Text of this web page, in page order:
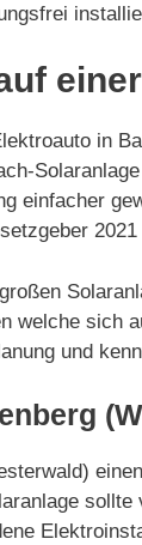
in
einfacher
welche sich
und